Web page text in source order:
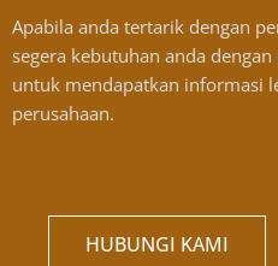
Apabila anda tertarik dengan
segera kebutuhan anda
untuk mendapatkan informasi
perusahaan.
HUBUNGI KAMI